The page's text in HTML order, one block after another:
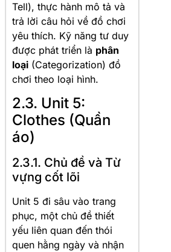
Tell), thực hành mô tả và
trả lời câu hỏi về đồ chơi
yêu thích. Kỹ năng tư duy
được phát triển là phân
loại (Categorization) đồ
chơi theo loại hình.
2.3. Unit 5:
Clothes (Quần
áo)
2.3.1. Chủ đề và Từ
vựng cốt lõi
Unit 5 đi sâu vào trang
phục, một chủ đề thiết
yếu liên quan đến thói
quen hằng ngày và nhận